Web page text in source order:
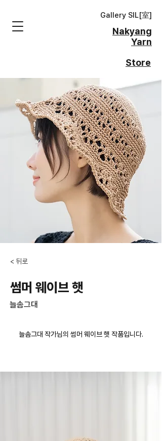
Nakyang
Yarn
Store
Gallery SIL[室]
< 뒤로
썸머 웨이브 햇
늘솜그대
늘솜그대 작가님의 썸머 웨이브 햇 작품입니다.